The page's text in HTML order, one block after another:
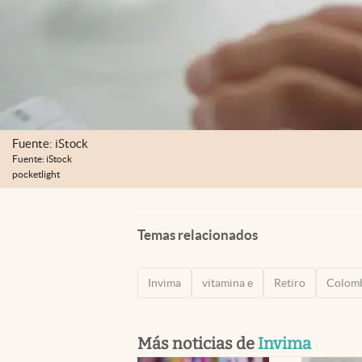
Fuente: iStock
Fuente: iStock
pocketlight
Temas relacionados
Invima vitamina e Retiro
Más noticias de Invima